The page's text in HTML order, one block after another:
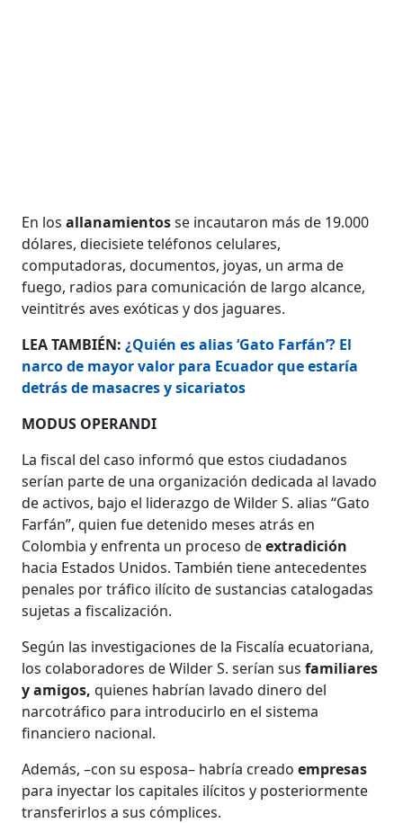
En los allanamientosse incautaron más de 19.000
dólares, diecisiete teléfonos celulares,
computadoras, documentos, joyas, un arma de
fuego, radios para comunicación de largo alcance,
veintitrés aves exóticas y dos jaguares.
LEA TAMBIÉN:¿Quién es alias ‘Gato Farfán’? El
narco de mayor valor para Ecuador que estaría
detrás de masacres y sicariatos
MODUS OPERANDI
La fiscal del caso informó que estos ciudadanos
serían parte de una organización dedicada al lavado
de activos, bajo el liderazgo de Wilder S. alias “Gato
Farfán”, quien fue detenido meses atrás en
Colombia y enfrenta un proceso deextradición
hacia Estados Unidos. También tiene antecedentes
penales por tráfico ilícito de sustancias catalogadas
sujetas a fiscalización.
Según las investigaciones de la Fiscalía ecuatoriana,
los colaboradores de Wilder S. serían susfamiliares
y amigos, quienes habrían lavado dinero del
narcotráfico para introducirlo en el sistema
financiero nacional.
Además, –con su esposa– habría creadoempresas
para inyectar los capitales ilícitos y posteriormente
transferirlos a sus cómplices.